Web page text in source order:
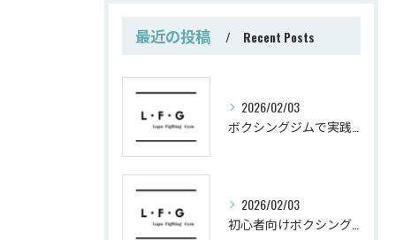
最近の投稿 Recent Posts
2026/02/03
2026/02/03